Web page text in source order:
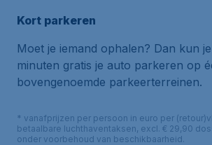
Kort parkeren
Moet je iemand ophalen? Dan kun
minuten gratis je auto parkeren op
bovengenoemde parkeerterreinen.
* vanafprijzen per persoon in euro per
betaalbare luchthaventaksen, excl. € 29,90
onder voorbehoud van beschikbaarheid.